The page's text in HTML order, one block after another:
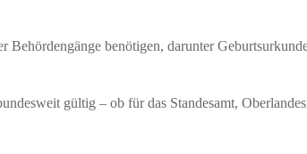
benötigen, darunter
gültig – ob für das Standesamt,